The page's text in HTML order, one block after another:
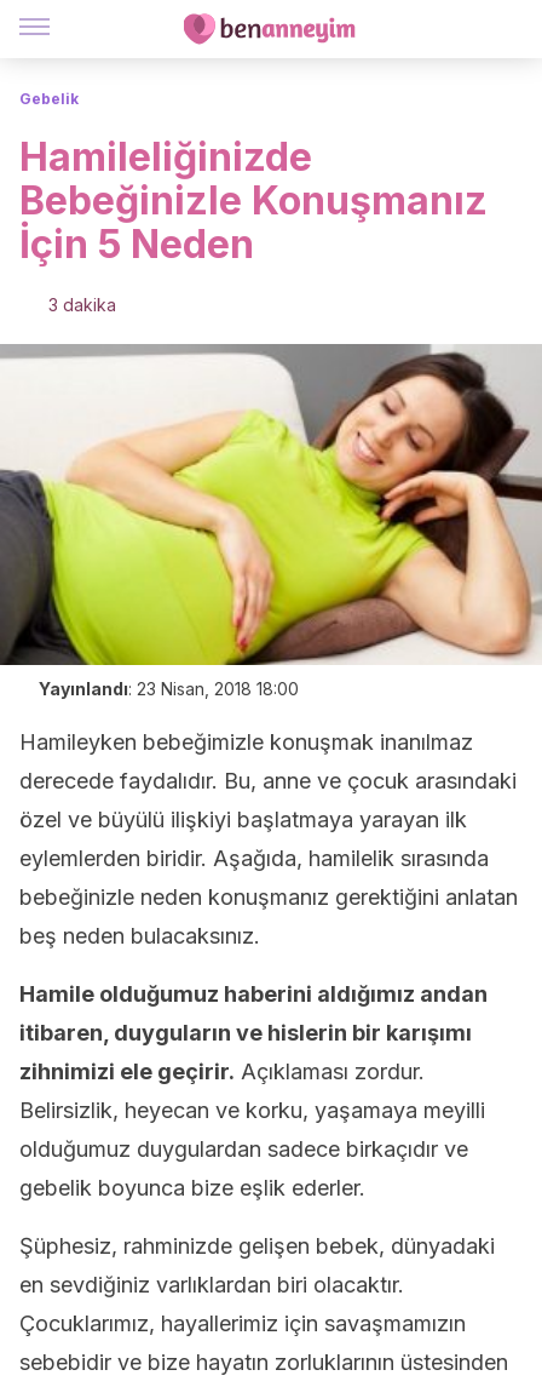
Gebelik
Hamileliğinizde
Bebeğinizle Konuşmanız
İçin 5 Neden
3 dakika
Yayınlandı: 23 Nisan, 2018 18:00
Hamileyken bebeğimizle konuşmak inanılmaz
derecede faydalıdır. Bu, anne ve çocuk arasındaki
özel ve büyülü ilişkiyi başlatmaya yarayan ilk
eylemlerden biridir. Aşağıda, hamilelik sırasında
bebeğinizle neden konuşmanız gerektiğini anlatan
beş neden bulacaksınız.
Hamile olduğumuz haberini aldığımız andan
itibaren, duyguların ve hislerin bir karışımı
zihnimizi ele geçirir. Açıklaması zordur.
Belirsizlik, heyecan ve korku, yaşamaya meyilli
olduğumuz duygulardan sadece birkaçıdır ve
gebelik boyunca bize eşlik ederler.
Şüphesiz, rahminizde gelişen bebek, dünyadaki
en sevdiğiniz varlıklardan biri olacaktır.
Çocuklarımız, hayallerimiz için savaşmamızın
sebebidir ve bize hayatın zorluklarının üstesinden